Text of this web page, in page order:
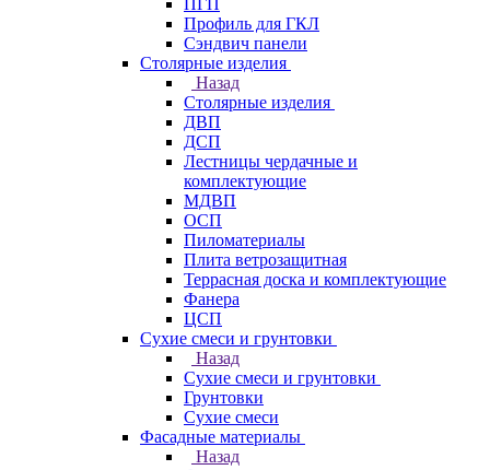
ПГП
Профиль для ГКЛ
Сэндвич панели
Столярные изделия
Назад
Столярные изделия
ДВП
ДСП
Лестницы чердачные и
комплектующие
МДВП
ОСП
Пиломатериалы
Плита ветрозащитная
Террасная доска и комплектующие
Фанера
ЦСП
Сухие смеси и грунтовки
Назад
Сухие смеси и грунтовки
Грунтовки
Сухие смеси
Фасадные материалы
Назад